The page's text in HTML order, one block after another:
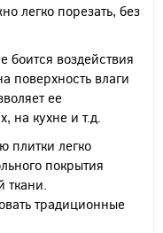
легко порезать, без
боится воздействия
поверхность влаги
ее
на кухне и т.д.
плитки легко
покрытия
традиционные